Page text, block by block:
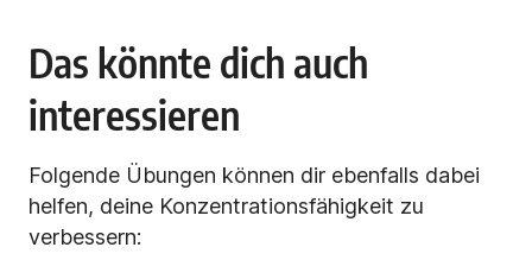
Das könnte dich auch
interessieren
Folgende Übungen können dir ebenfalls dabei
helfen, deine Konzentrationsfähigkeit zu
verbessern: